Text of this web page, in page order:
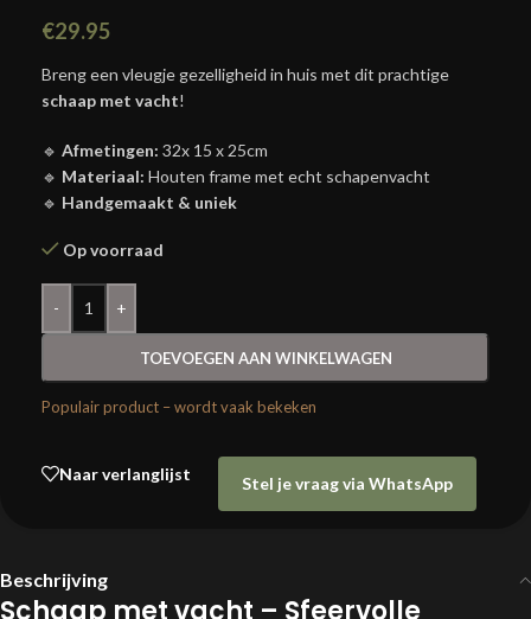
€29.95
Breng een vleugje gezelligheid in huis met dit prachtige
schaap met vacht!
🔹 Afmetingen: 32x 15 x 25cm
🔹 Materiaal: Houten frame met echt schapenvacht
🔹 Handgemaakt & uniek
Op voorraad
- +
TOEVOEGEN AAN WINKELWAGEN
Populair product – wordt vaak bekeken
Naar verlanglijst
Stel je vraag via WhatsApp
Beschrijving